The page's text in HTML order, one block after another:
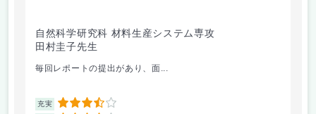
自然科学研究科 材料生産システム専攻
田村圭子先生
毎回レポートの提出があり、面...
充実 3.5